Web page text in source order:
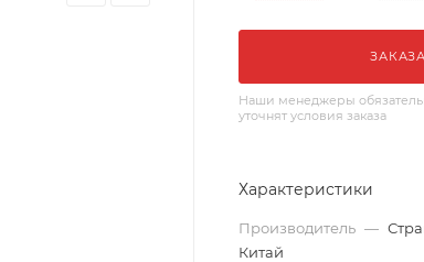
Наши менеджеры
уточнят условия заказа
Характеристики
Производитель —
Китай